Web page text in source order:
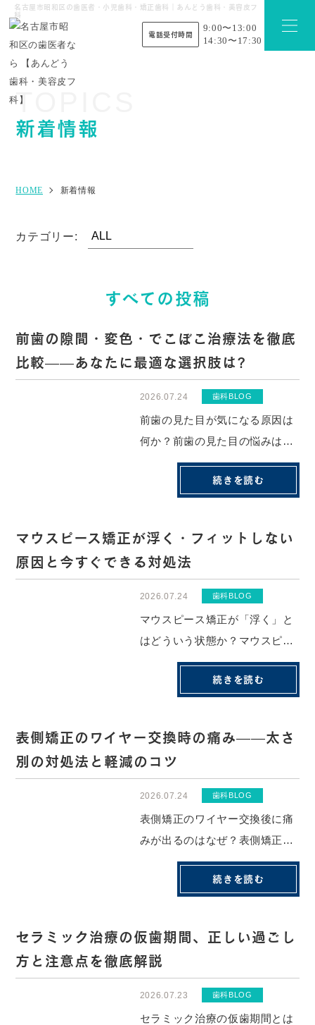
名古屋市昭和区の歯医者・小児歯科・矯正歯科｜あんどう歯科・美容皮フ
科
電話受付時間
9:00〜13:00
14:30〜17:30
TOPICS
新着情報
HOME 新着情報
カテゴリー:
すべての投稿
前歯の隙間・変色・でこぼこ治療法を徹底
比較——あなたに最適な選択肢は?
2026.07.24 歯科BLOG
前歯の見た目が気になる原因は
何か？前歯の見た目の悩みは、
大きく「変色」「隙間（すきっ
歯）」「でこぼこ（叢生）」
ば、最適な治療法も変わりま
す。まず自分の悩みがどのカテ
ゴリに当てはまるかを把...
続きを読む
マウスピース矯正が浮く・フィットしない
原因と今すぐできる対処法
2026.07.24 歯科BLOG
マウスピース矯正が「浮く」と
はどういう状態か？マウスピー
ス矯正の「浮き」とは、アライ
ナー（マウスピース）が歯の表
ことです。特に奥歯や歯の根元
付近で浮きが起きやすく、「装
着しているのに何...
続きを読む
表側矯正のワイヤー交換時の痛み——太さ
別の対処法と軽減のコツ
2026.07.24 歯科BLOG
表側矯正のワイヤー交換後に痛
みが出るのはなぜ？表側矯正の
ワイヤー交換後に痛みが生じる
主な原因は、新しいワイヤーが
起こすためです。ワイヤーを交
換すると、歯を動かすための新
たな矯正力が加わ...
続きを読む
セラミック治療の仮歯期間、正しい過ごし
方と注意点を徹底解説
2026.07.23 歯科BLOG
セラミック治療の仮歯期間とは